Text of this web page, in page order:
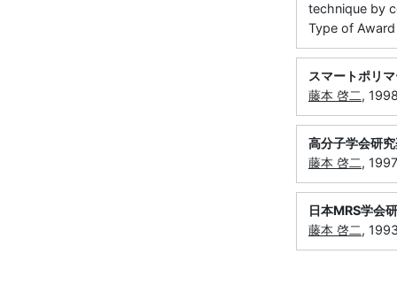
technique by
Type of
スマートポリ
藤本 啓二,
高分子学会研
藤本 啓二,
日本MRS学会
藤本 啓二,